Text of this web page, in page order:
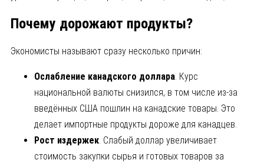
Почему дорожают продукты?
Экономисты называют сразу несколько причин:
Ослабление канадского доллара. Курс
национальной валюты снизился, в том числе из-за
введённых США пошлин на канадские товары. Это
делает импортные продукты дороже для канадцев.
Рост издержек. Слабый доллар увеличивает
стоимость закупки сырья и готовых товаров за